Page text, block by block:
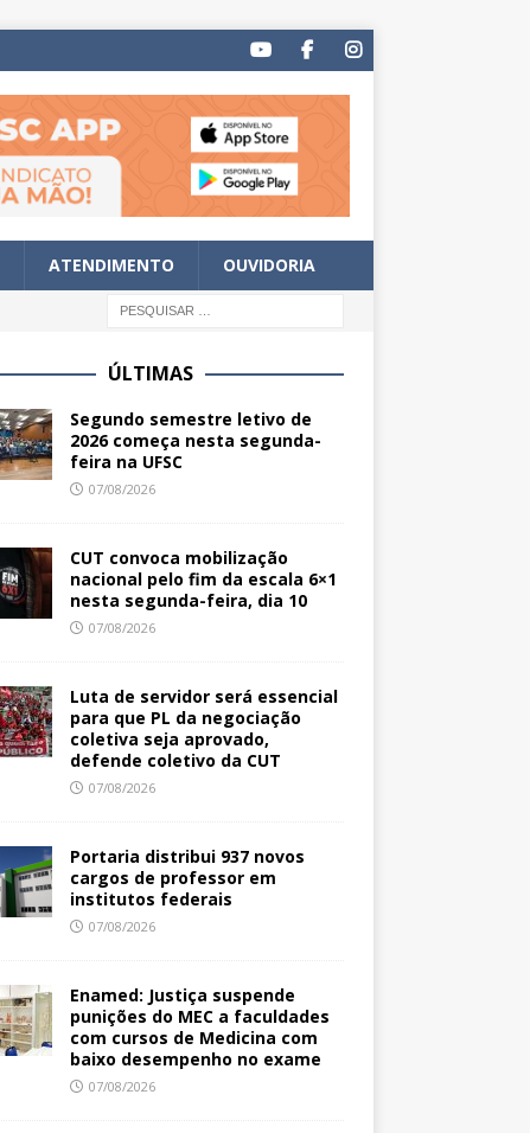
ATENDIMENTO OUVIDORIA
ÚLTIMAS
Segundo semestre letivo de
2026 começa nesta segunda-
feira na UFSC
07/08/2026
CUT convoca mobilização
nacional pelo fim da escala 6×1
nesta segunda-feira, dia 10
07/08/2026
Luta de servidor será essencial
para que PL da negociação
coletiva seja aprovado,
defende coletivo da CUT
07/08/2026
Portaria distribui 937 novos
cargos de professor em
institutos federais
07/08/2026
Enamed: Justiça suspende
punições do MEC a faculdades
com cursos de Medicina com
baixo desempenho no exame
07/08/2026